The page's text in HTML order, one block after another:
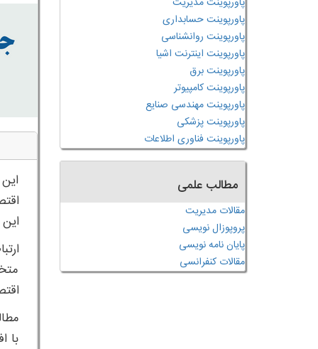
با
پاورپوینت حسابداری
پاورپوینت روانشناسی
پاورپوینت اینترنت اشیا
پاورپوینت برق
پاورپوینت کامپیوتر
پاورپوینت مهندسی صنایع
پاورپوینت پزشکی
پاورپوینت فناوری اطلاعات
مطالب علمی
مقالات مدیریت
پروپوزال نویسی
پایان نامه نویسی
مقالات کنفرانسی